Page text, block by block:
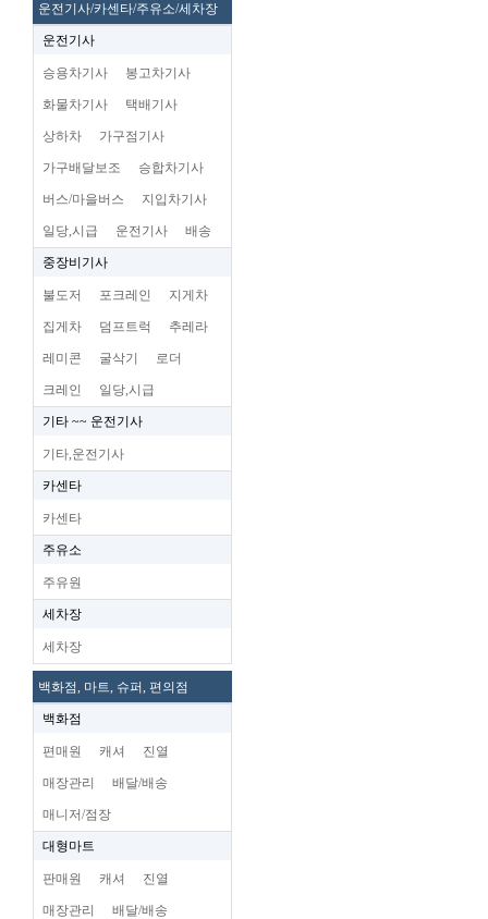
운전기사/카센타/주유소/세차장
운전기사
승용차기사 봉고차기사
화물차기사 택배기사
상하차 가구점기사
가구배달보조 승합차기사
버스/마을버스 지입차기사
일당,시급 운전기사 배송
중장비기사
불도저 포크레인 지게차
집게차 덤프트럭 추레라
레미콘 굴삭기 로더
크레인 일당,시급
기타 ~~ 운전기사
기타,운전기사
카센타
카센타
주유소
주유원
세차장
세차장
백화점, 마트, 슈퍼, 편의점
백화점
편매원 캐셔 진열
매장관리 배달/배송
매니저/점장
대형마트
판매원 캐셔 진열
매장관리 배달/배송